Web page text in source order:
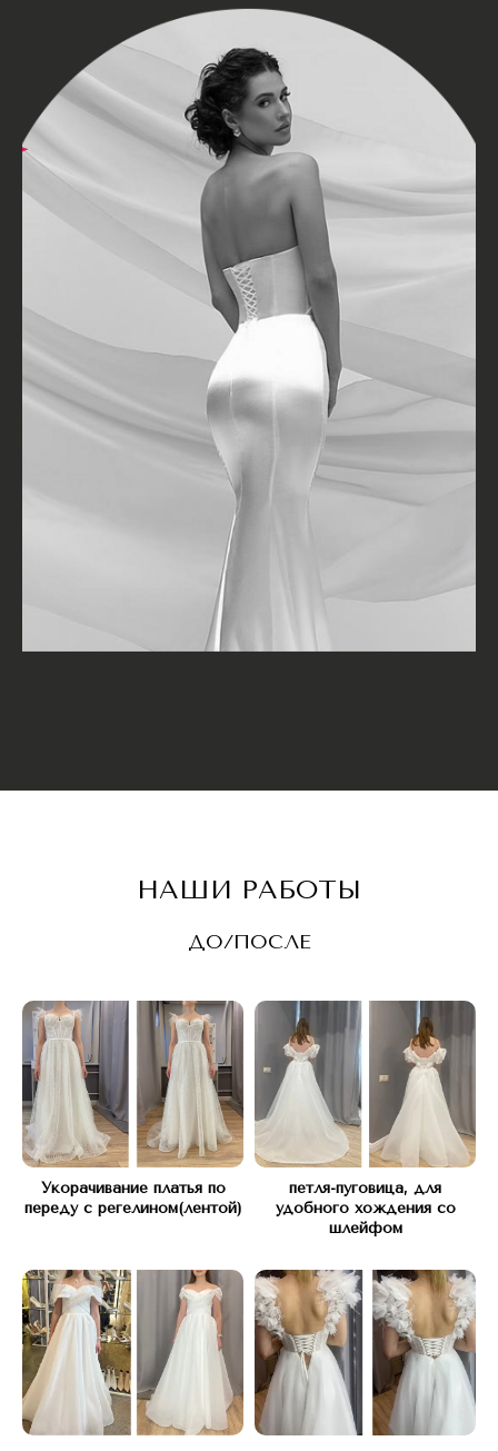
НАШИ РАБОТЫ
ДО/ПОСЛЕ
Укорачивание платья по
переду с регелином(лентой)
петля-пуговица, для
удобного хождения со
шлейфом
КОНТАКТЫ
Свяжитесь с нами любым
удобным способом